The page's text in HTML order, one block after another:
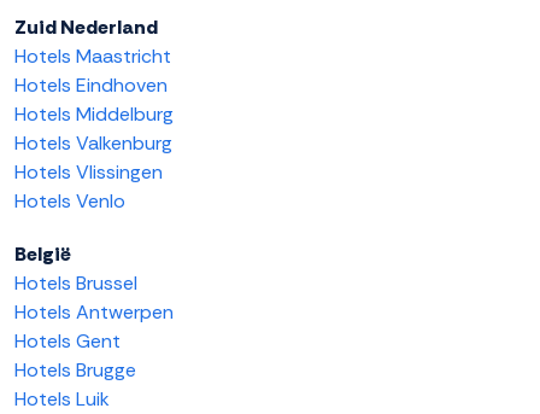
Zuid Nederland
Hotels Maastricht
Hotels Eindhoven
Hotels Middelburg
Hotels Valkenburg
Hotels Vlissingen
Hotels Venlo
België
Hotels Brussel
Hotels Antwerpen
Hotels Gent
Hotels Brugge
Hotels Luik